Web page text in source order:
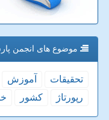
موضوع های انجمن
تحقیقات آموزش
رپورتاژ
كشور